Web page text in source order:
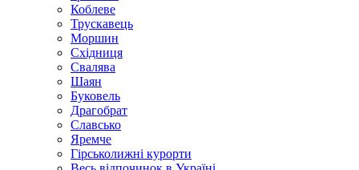
Коблеве
Трускавець
Моршин
Східниця
Свалява
Шаян
Буковель
Драгобрат
Славсько
Яремче
Гірськолижні курорти